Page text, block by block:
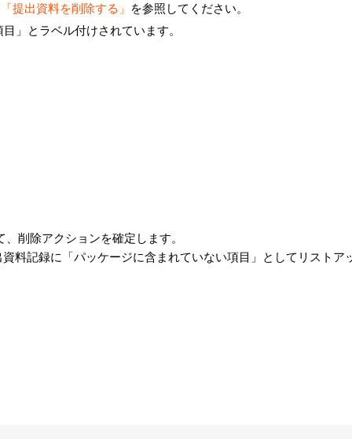
「提出資料を削除する」 を参照してください。
」とラベル付けされています。
削除アクションを確定します。
料記録に「パッケージに含まれていない項目」としてリスト